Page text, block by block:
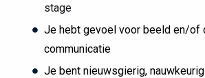
stage
Je hebt gevoel voor beeld en/of
communicatie
Je bent nieuwsgierig,